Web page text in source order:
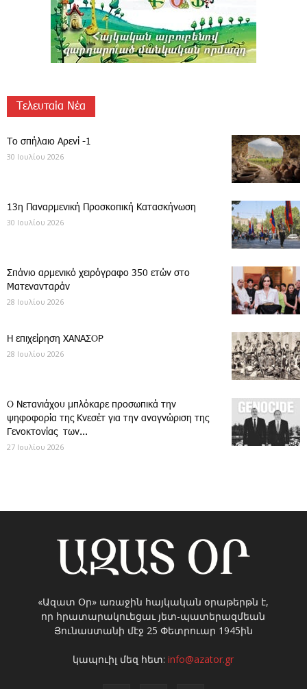
Τελευταία Νέα
Το σπήλαιο Αρενί -1
30 Ιουλίου 2026
13η Παναρμενική Προσκοπική Κατασκήνωση
30 Ιουλίου 2026
Σπάνιο αρμενικό χειρόγραφο 350 ετών στο
Ματενανταράν
28 Ιουλίου 2026
Η επιχείρηση ΧΑΝΑΣΟΡ
28 Ιουλίου 2026
Ο Νετανιάχου μπλόκαρε προσωπικά την
ψηφοφορία της Κνεσέτ για την αναγνώριση της
Γενοκτονίας των...
27 Ιουλίου 2026
«Ազատ Օր» առաջին հայկական օրաթերթն է,
որ հրատարակուեցաւ յետ-պատերազմեան
Յունաստանի մէջ 25 Փետրուար 1945ին
կապուիլ մեզ հետ:info@azator.gr